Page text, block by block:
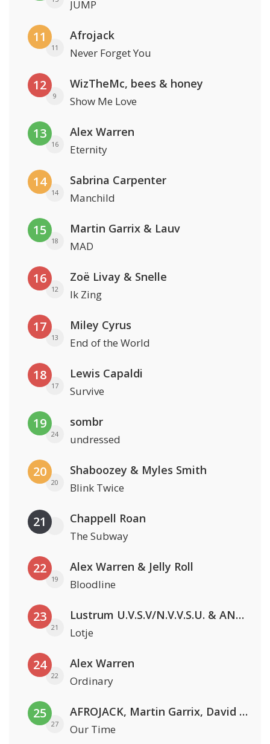
JUMP
11
11
Afrojack
Never Forget You
12
9
WizTheMc, bees & honey
Show Me Love
13
16
Alex Warren
Eternity
14
14
Sabrina Carpenter
Manchild
15
18
Martin Garrix & Lauv
MAD
16
12
Zoë Livay & Snelle
Ik Zing
17
13
Miley Cyrus
End of the World
18
17
Lewis Capaldi
Survive
19
24
sombr
undressed
20
20
Shaboozey & Myles Smith
Blink Twice
21 Chappell Roan
The Subway
22
19
Alex Warren & Jelly Roll
Bloodline
23
21
Lustrum U.V.S.V/N.V.V.S.U. & ANNO ONS & Jopke van Dobbenburgh & Roeland Beelen
Lotje
24
22
Alex Warren
Ordinary
25
27
AFROJACK, Martin Garrix, David Guetta & Amél
Our Time